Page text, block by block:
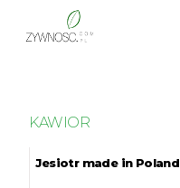
KAWIOR
Jesiotr made in Poland